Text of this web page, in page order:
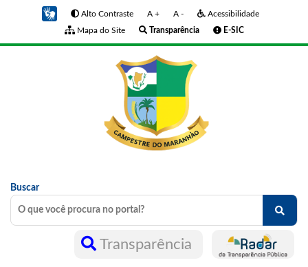
Alto Contraste A + A -
Acessibilidade
Mapa do Site
Transparência E-SIC
Buscar
Transparência